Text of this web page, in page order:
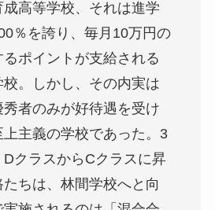
高等学校、それは進学
％を誇り、毎月10万円の
ポイントが支給される
。しかし、その内実は
者のみが好待遇を受け
上主義の学校であった。3
クラスからCクラスに昇
ちは、林間学校へと向